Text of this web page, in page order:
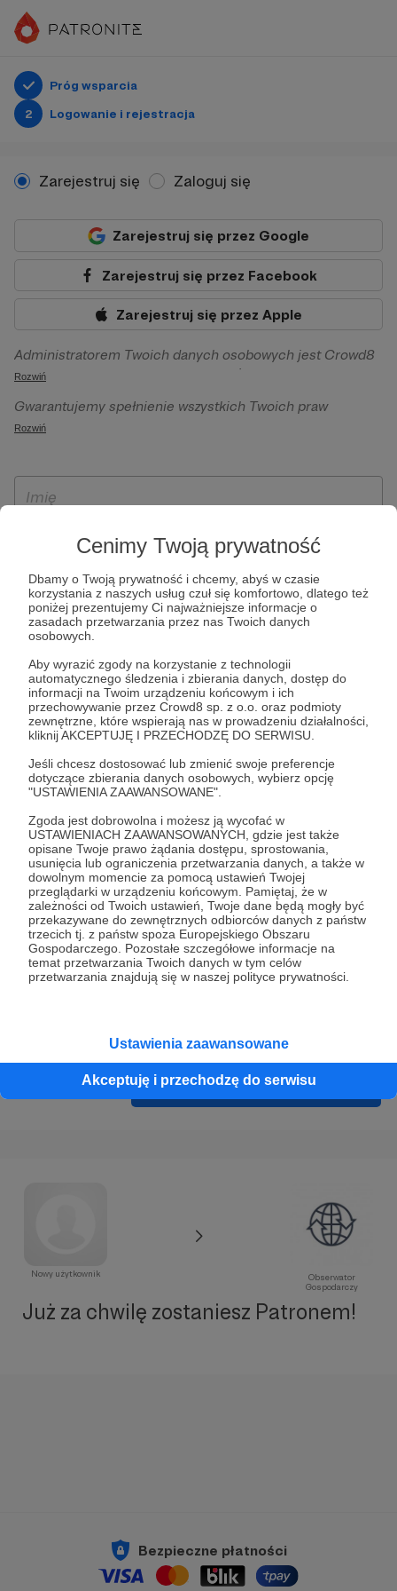
Cenimy Twoją prywatność
Dbamy o Twoją prywatność i chcemy, abyś w czasie
korzystania z naszych usług czuł się komfortowo, dlatego też
poniżej prezentujemy Ci najważniejsze informacje o
zasadach przetwarzania przez nas Twoich danych
osobowych.
Aby wyrazić zgody na korzystanie z technologii
automatycznego śledzenia i zbierania danych, dostęp do
informacji na Twoim urządzeniu końcowym i ich
przechowywanie przez Crowd8 sp. z o.o. oraz podmioty
zewnętrzne, które wspierają nas w prowadzeniu działalności,
kliknij AKCEPTUJĘ I PRZECHODZĘ DO SERWISU.
Jeśli chcesz dostosować lub zmienić swoje preferencje
dotyczące zbierania danych osobowych, wybierz opcję
"USTAWIENIA ZAAWANSOWANE".
Zgoda jest dobrowolna i możesz ją wycofać w
USTAWIENIACH ZAAWANSOWANYCH, gdzie jest także
opisane Twoje prawo żądania dostępu, sprostowania,
usunięcia lub ograniczenia przetwarzania danych, a także w
dowolnym momencie za pomocą ustawień Twojej
przeglądarki w urządzeniu końcowym. Pamiętaj, że w
zależności od Twoich ustawień, Twoje dane będą mogły być
przekazywane do zewnętrznych odbiorców danych z państw
trzecich tj. z państw spoza Europejskiego Obszaru
Gospodarczego. Pozostałe szczegółowe informacje na
temat przetwarzania Twoich danych w tym celów
przetwarzania znajdują się w naszej polityce prywatności.
Ustawienia zaawansowane
Akceptuję i przechodzę do serwisu
Próg wsparcia
2
Logowanie i rejestracja
Zarejestruj się Zaloguj się
Zarejestruj się przez Google
Zarejestruj się przez Facebook
Zarejestruj się przez Apple
Administratorem Twoich danych osobowych jest Crowd8
sp. z o.o. z siedziba w Warszawie, ul. Żwirki i Wigury 16, 02-
092 Warszawa. Twoje dane osobowe będą przetwarzane w
szczególności w celu wykonania umowy zawartej z Tobą, w
Patronite.pl, w tym możliwości dokonywania oraz
otrzymywania wsparcia na naszej platformie oraz
Rozwiń
Gwarantujemy spełnienie wszystkich Twoich praw
wynikających z ogólnego rozporządzenia o ochronie
ich przenoszenia, niepodlegania zautomatyzowanemu
wyrażenia sprzeciwu wobec przetwarzania Twoich danych
osobowych. Rejestracja dla osób niepełnoletnich możliwa
jest po przekazaniu podpisanego formularza "Zgodna na
założenie konta przez osobę niepełnoletnią", formularz
dostępny jest na stronie regulaminu Patronite.pl.
Rozwiń
* Zapoznałem się i akceptujęRegulaminserwisu oraz
Prywatności.
* Wyrażam zgodę na przetwarzanie moich danych
osobowych podanych w formularzu rejestracyjnym w celu
prawidłowego świadczenia usług serwisu Patronite.
Wyrażam zgodę na otrzymywanie drogą elektroniczną
informacji handlowych - newslettera. Opcja ta może zostać
zmieniona w ustawieniach konta.
Cofnij Zarejestruj się i przejdź dalej
Nowy użytkownik
Obserwator
Gospodarczy
Już za chwilę zostaniesz Patronem!
Bezpieczne płatności